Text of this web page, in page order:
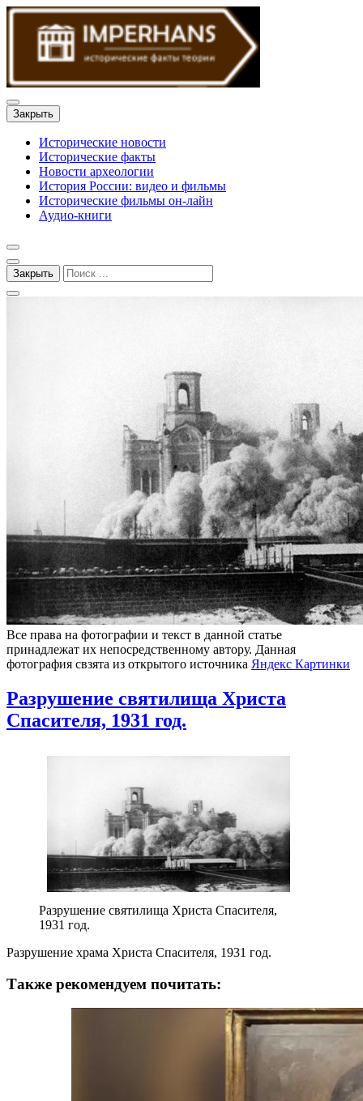
Закрыть
Исторические новости
Исторические факты
Новости археологии
История России: видео и фильмы
Исторические фильмы он-лайн
Аудио-книги
Закрыть
Все права на фотографии и текст в данной статье
принадлежат их непосредственному автору. Данная
фотография свзята из открытого источника Яндекс Картинки
Разрушение святилища Христа
Спасителя, 1931 год.
Разрушение святилища Христа Спасителя,
1931 год.
Разрушение храма Христа Спасителя, 1931 год.
Также рекомендуем почитать: